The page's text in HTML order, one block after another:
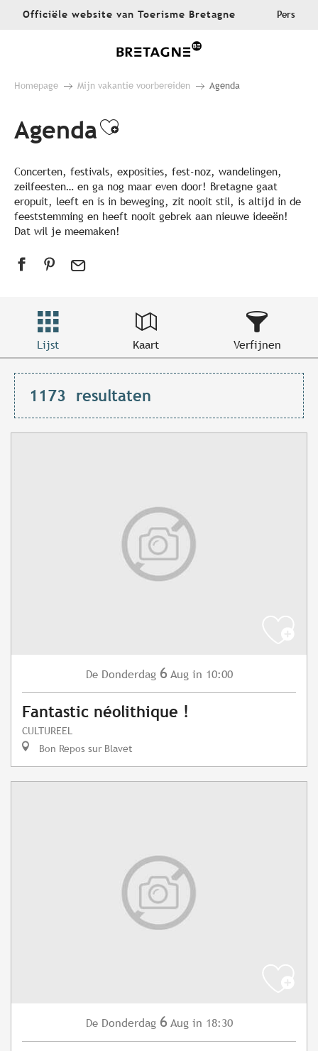
AllerOfficiële website van Toerisme Bretagne Pers
Homepage Mijn vakantie voorbereiden Agenda
AgendaAjouter aux favoris
Concerten, festivals, exposities, fest-noz, wandelingen,
zeilfeesten… en ga nog maar even door! Bretagne gaat
eropuit, leeft en is in beweging, zit nooit stil, is altijd in de
feeststemming en heeft nooit gebrek aan nieuwe ideeën!
Dat wil je meemaken!
Lijst Kaart Verfijnen
1173 resultaten
De Donderdag 6 Aug in 10:00
Fantastic néolithique !
CULTUREEL
Bon Repos sur Blavet
De Donderdag 6 Aug in 18:30